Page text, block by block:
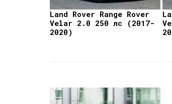
Land Rover Range Rover
Velar 2.0 250 лс (2017-
2020)